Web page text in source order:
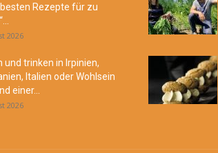
Rezepte für zu
2026
und trinken in Irpinien,
Italien oder Wohlsein
einer...
2026